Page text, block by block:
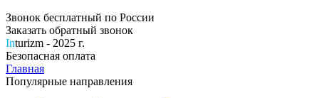
Звонок бесплатный по России
Заказать обратный звонок
Inturizm - 2025 г.
Безопасная оплата
Главная
Популярные направления